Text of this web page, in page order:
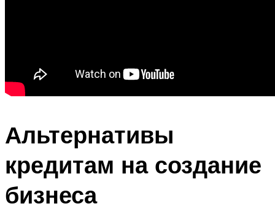
Альтернативы
кредитам на создание
бизнеса